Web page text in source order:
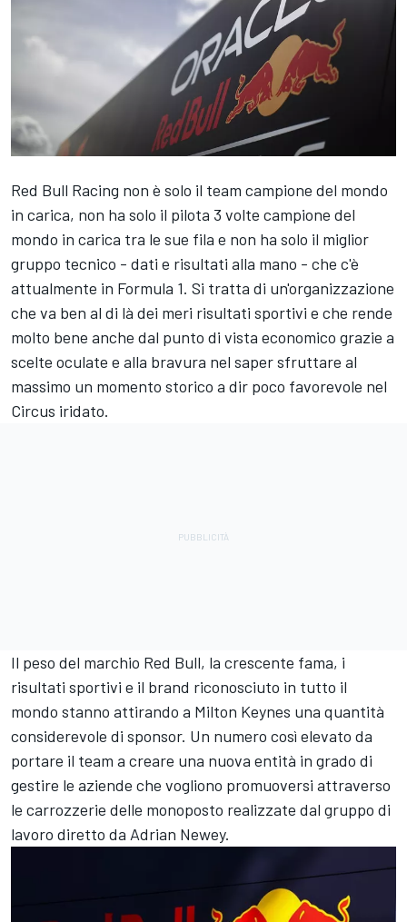
Red Bull Racing non è solo il team campione del mondo
in carica, non ha solo il pilota 3 volte campione del
mondo in carica tra le sue fila e non ha solo il miglior
gruppo tecnico - dati e risultati alla mano - che c'è
attualmente in Formula 1. Si tratta di un'organizzazione
che va ben al di là dei meri risultati sportivi e che rende
molto bene anche dal punto di vista economico grazie a
scelte oculate e alla bravura nel saper sfruttare al
massimo un momento storico a dir poco favorevole nel
Circus iridato.
Il peso del marchio Red Bull, la crescente fama, i
risultati sportivi e il brand riconosciuto in tutto il
mondo stanno attirando a Milton Keynes una quantità
considerevole di sponsor. Un numero così elevato da
portare il team a creare una nuova entità in grado di
gestire le aziende che vogliono promuoversi attraverso
le carrozzerie delle monoposto realizzate dal gruppo di
lavoro diretto da Adrian Newey.